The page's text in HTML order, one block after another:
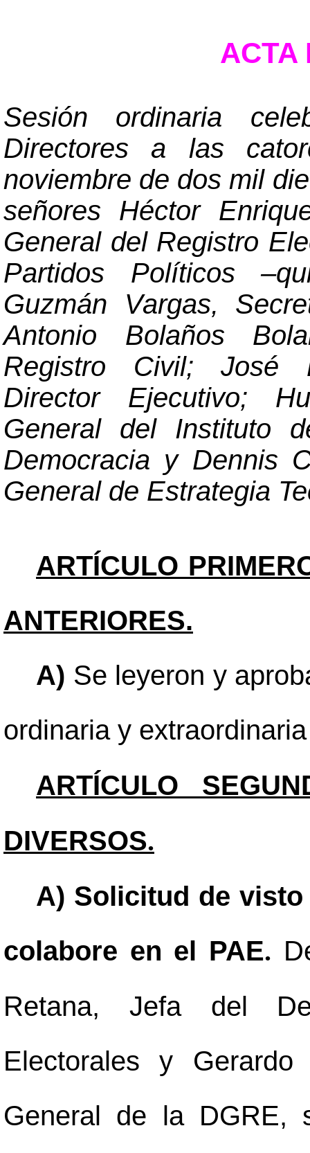
ACTA
Sesión ordinaria
Directores a las
noviembre de dos mil
señores Héctor
General del Registro
Partidos Políticos–
Guzmán Vargas,
Antonio Bolaños
Registro Civil; José
Director Ejecutivo;
General del Instituto
Democracia y Dennis
General de Estrategia
ARTÍCULO
ANTERIORES.
A) Se leyeron y
ordinaria y
ARTÍCULO
DIVERSOS.
A) Solicitud de
colabore en el PAE.
Retana, Jefa del
Electorales y Gerardo
General de la DGRE,